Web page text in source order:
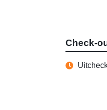
Check-